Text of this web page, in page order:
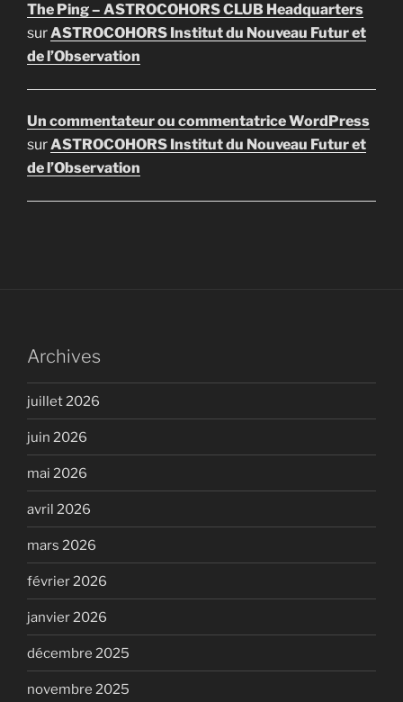
The Ping – ASTROCOHORS CLUB Headquarters
surASTROCOHORS Institut du Nouveau Futur et
de l’Observation
Un commentateur ou commentatrice WordPress
surASTROCOHORS Institut du Nouveau Futur et
de l’Observation
Archives
juillet 2026
juin 2026
mai 2026
avril 2026
mars 2026
février 2026
janvier 2026
décembre 2025
novembre 2025